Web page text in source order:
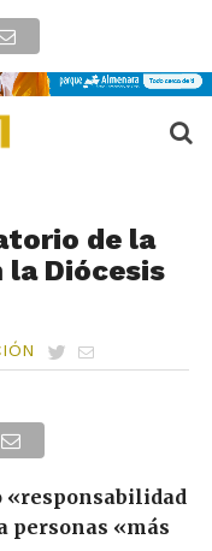
de la
la Diócesis
«responsabilidad
personas «más